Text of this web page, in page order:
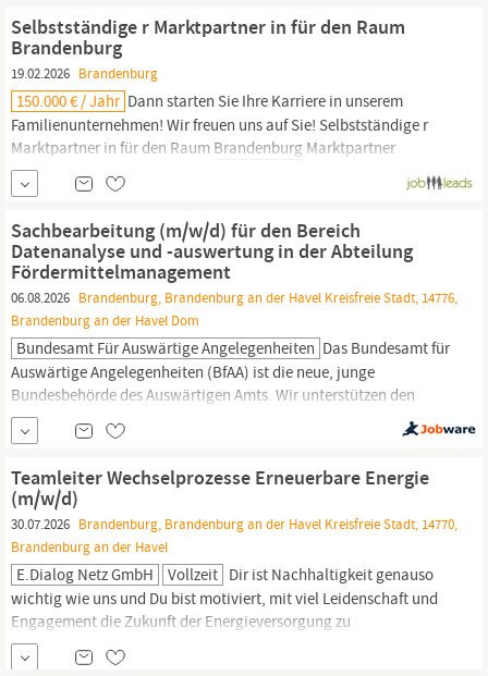
Baumanagement. Der BLB bewirtschaftet das größte
Immobilienportfolio, plant und bewirtschaftet unterschiedlichste
Arbeitsorte für den öffentlichen Dienst und ist...
Selbstständige r Marktpartner in für den Raum
Brandenburg
19.02.2026 Brandenburg
150.000 € / Jahr Dann starten Sie Ihre Karriere in unserem
Familienunternehmen! Wir freuen uns auf Sie! Selbstständige r
Marktpartner in für den Raum Brandenburg Marktpartner
in|online seit: 02.02.2026 Ihre Aufgaben als Marktpartner in Sie
haben Verantwortung für Umsatz und Kosten Ihres Marktes und
behalten dabei die Wirtschaftlichkeit im Auge Als Unternehmer...
Sachbearbeitung (m/w/d) für den Bereich
Datenanalyse und -auswertung in der Abteilung
Fördermittelmanagement
06.08.2026 Brandenburg, Brandenburg an der Havel Kreisfreie Stadt, 14776,
Brandenburg an der Havel Dom
Bundesamt Für Auswärtige Angelegenheiten Das Bundesamt für
Auswärtige Angelegenheiten (BfAA) ist die neue, junge
Bundesbehörde des Auswärtigen Amts. Wir unterstützen den
Auswärtigen Dienst als Kompetenz- und Servicezentrum von
Brandenburg, Berlin und Bonn aus. Für unser schnell wachsendes
nächstmöglichen Zeitpunkt zur...
Teamleiter Wechselprozesse Erneuerbare Energie
(m/w/d)
30.07.2026 Brandenburg, Brandenburg an der Havel Kreisfreie Stadt, 14770,
Brandenburg an der Havel
E.dialog Netz GmbH Vollzeit Dir ist Nachhaltigkeit genauso
wichtig wie uns und Du bist motiviert, mit viel Leidenschaft und
Engagement die Zukunft der Energieversorgung zu
revolutionieren? Dann bist du bei uns genau richtig. Verstärke
unser Team als Teamleiter (m/w/d) Wechselprozessmanagement